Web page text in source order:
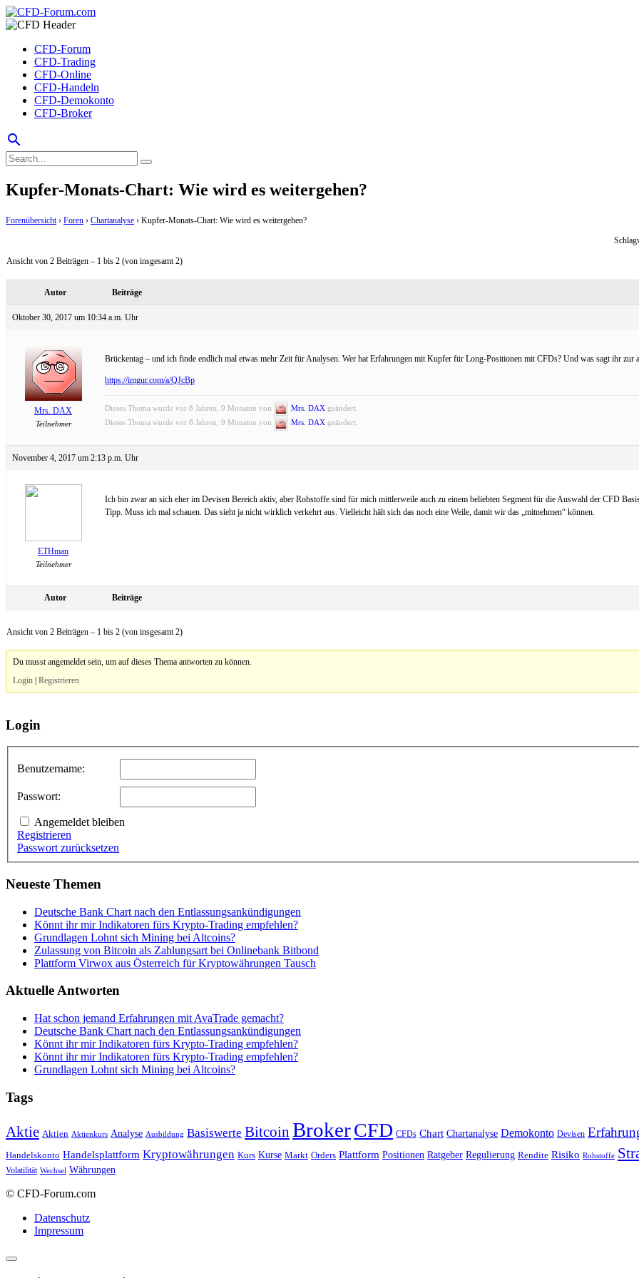
CFD-Forum
CFD-Trading
CFD-Online
CFD-Handeln
CFD-Demokonto
CFD-Broker
search
Kupfer-Monats-Chart: Wie wird es weitergehen?
Forenübersicht › Foren › Chartanalyse › Kupfer-Monats-Chart: Wie wird es weitergehen?
Ansicht von 2 Beiträgen – 1 bis 2 (von insgesamt 2)
Autor Beiträge
Oktober 30, 2017 um 10:34 a.m. Uhr
Mrs. DAX
Teilnehmer
Brückentag – und ich finde endlich mal etwas mehr Zeit für Analysen. Wer hat Erfahrungen mit Kupfer für Long-Positionen mit CFDs? Und was sagt ihr
https://imgur.com/a/QJcBp
Dieses Thema wurde vor 8 Jahren, 9 Monaten von Mrs. DAX geändert.
Dieses Thema wurde vor 8 Jahren, 9 Monaten von
Mrs. DAX geändert.
November 4, 2017 um 2:13 p.m. Uhr
ETHman
Teilnehmer
Ich bin zwar an sich eher im Devisen Bereich aktiv, aber Rohstoffe sind für mich mittlerweile auch zu einem beliebten Segment für die Auswahl der CFD
Tipp. Muss ich mal schauen. Das sieht ja nicht wirklich verkehrt aus. Vielleicht hält sich das noch eine Weile, damit wir das „mitnehmen“ können.
Autor Beiträge
Ansicht von 2 Beiträgen – 1 bis 2 (von insgesamt 2)
Du musst angemeldet sein, um auf dieses Thema antworten zu können.
Login |Registrieren
Login
Benutzername:
Passwort:
Angemeldet bleiben
Registrieren
Passwort zurücksetzen
Neueste Themen
Deutsche Bank Chart nach den Entlassungsankündigungen
Könnt ihr mir Indikatoren fürs Krypto-Trading empfehlen?
Grundlagen Lohnt sich Mining bei Altcoins?
Zulassung von Bitcoin als Zahlungsart bei Onlinebank Bitbond
Plattform Virwox aus Österreich für Kryptowährungen Tausch
Aktuelle Antworten
Hat schon jemand Erfahrungen mit AvaTrade gemacht?
Deutsche Bank Chart nach den Entlassungsankündigungen
Könnt ihr mir Indikatoren fürs Krypto-Trading empfehlen?
Könnt ihr mir Indikatoren fürs Krypto-Trading empfehlen?
Grundlagen Lohnt sich Mining bei Altcoins?
Tags
Aktie Aktien Aktienkurs Analyse Ausbildung Basiswerte Bitcoin BrokerCFD CFDs Chart Chartanalyse Demokonto Devisen
Handelskonto Handelsplattform Kryptowährungen Kurs Kurse Markt Orders Plattform Positionen Ratgeber Regulierung Rendite Risiko Rohstoffe
Volatilität Wechsel Währungen
© CFD-Forum.com
Datenschutz
Impressum